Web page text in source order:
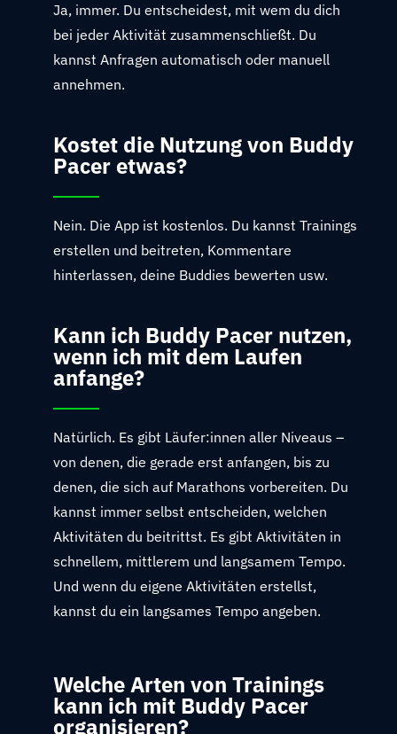
Ja, immer. Du entscheidest, mit wem du dich
bei jeder Aktivität zusammenschließt. Du
kannst Anfragen automatisch oder manuell
annehmen.
Kostet die Nutzung von Buddy
Pacer etwas?
Nein. Die App ist kostenlos. Du kannst Trainings
erstellen und beitreten, Kommentare
hinterlassen, deine Buddies bewerten usw.
Kann ich Buddy Pacer nutzen,
wenn ich mit dem Laufen
anfange?
Natürlich. Es gibt Läufer:innen aller Niveaus –
von denen, die gerade erst anfangen, bis zu
denen, die sich auf Marathons vorbereiten. Du
kannst immer selbst entscheiden, welchen
Aktivitäten du beitrittst. Es gibt Aktivitäten in
schnellem, mittlerem und langsamem Tempo.
Und wenn du eigene Aktivitäten erstellst,
kannst du ein langsames Tempo angeben.
Welche Arten von Trainings
kann ich mit Buddy Pacer
organisieren?